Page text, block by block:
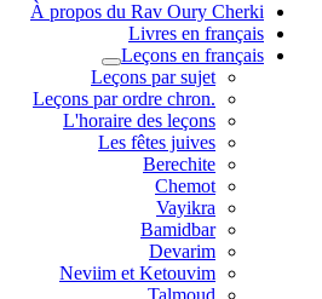
À propos du Rav Oury Cherki
Livres en français
Leçons en français
Leçons par sujet
.Leçons par ordre chron
L'horaire des leçons
Les fêtes juives
Berechite
Chemot
Vayikra
Bamidbar
Devarim
Neviim et Ketouvim
Talmoud